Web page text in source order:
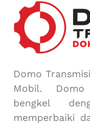
Domo
Mobil. Domo
bengkel
memperbaiki